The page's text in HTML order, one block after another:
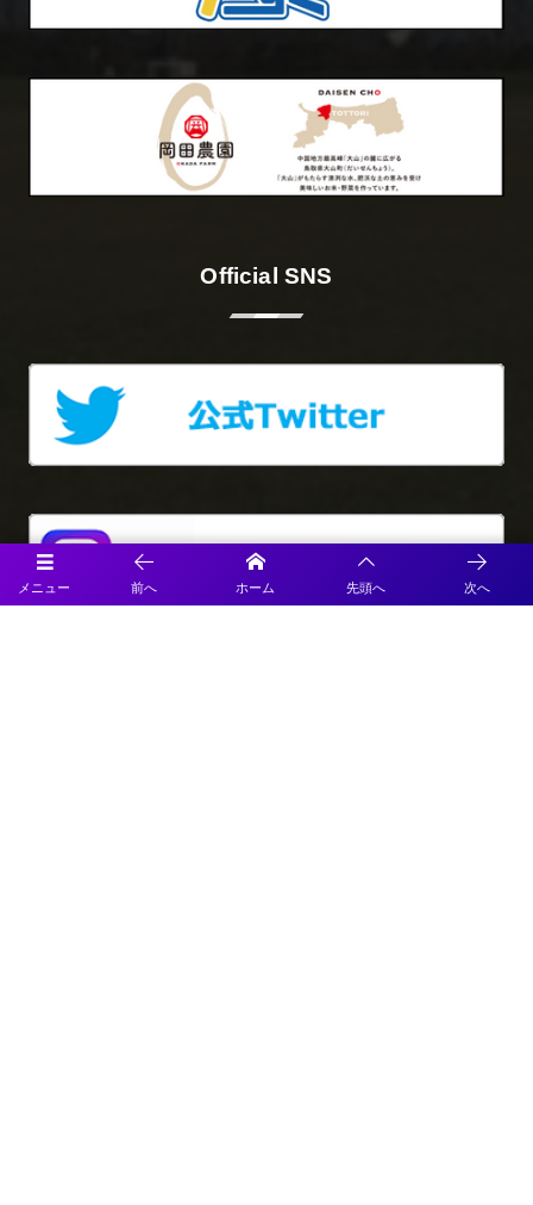
メニュー 前へ ホーム 先頭へ 次へ
Official SNS